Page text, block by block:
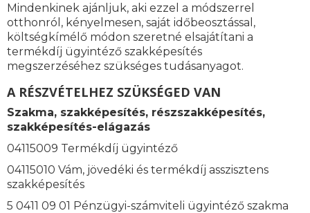
Mindenkinek ajánljuk, aki ezzel a módszerrel
otthonról, kényelmesen, saját időbeosztással,
költségkímélő módon szeretné elsajátítani a
termékdíj ügyintéző szakképesítés
megszerzéséhez szükséges tudásanyagot.
A RÉSZVÉTELHEZ SZÜKSÉGED VAN
Szakma, szakképesítés, részszakképesítés,
szakképesítés-elágazás
04115009 Termékdíj ügyintéző
04115010 Vám, jövedéki és termékdíj asszisztens
szakképesítés
5 0411 09 01 Pénzügyi-számviteli ügyintéző szakma